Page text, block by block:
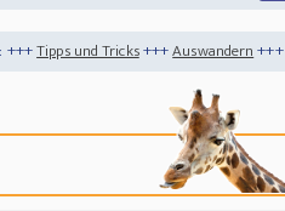
+++Auswandern+++Nachhaltigkeit+++